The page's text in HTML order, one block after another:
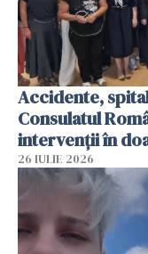
Accidente,
Consulatul
intervenții în
26 IULIE 2026